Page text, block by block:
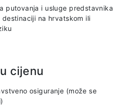
putovanja i usluge predstavnika
destinaciji na hrvatskom ili
cijenu
osiguranje (može se